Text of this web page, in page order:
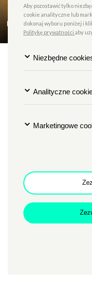
Premiera |
(grupa 60+)
MIEJSCESCENA NOWA
Godzina
g. 18
10.05.2025
Cena20 zł (wkrótce w
Aby pozostawić tylko
cookie analityczne lub
dokonaj wyboru poniżej i
Politykę prywatności aby
Niezbędne
Analityczne
Marketingowe